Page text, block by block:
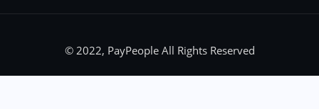
© 2022, PayPeople All Rights Reserved